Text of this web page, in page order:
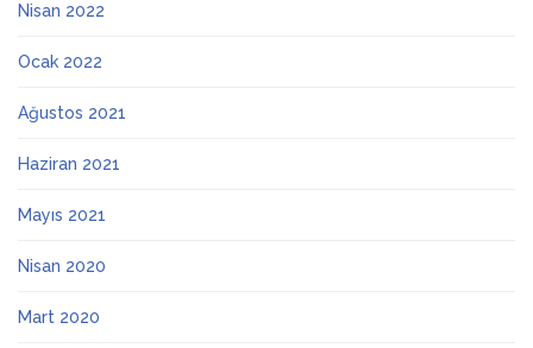
Nisan 2022
Ocak 2022
Ağustos 2021
Haziran 2021
Mayıs 2021
Nisan 2020
Mart 2020